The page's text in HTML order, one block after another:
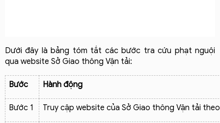
Dưới đây là bảng tóm tắt các bước tra cứu phạt nguội
qua website Sở Giao thông Vận tải:
Bước Hành động
Bước 1 Truy cập website của Sở Giao thông Vận tải